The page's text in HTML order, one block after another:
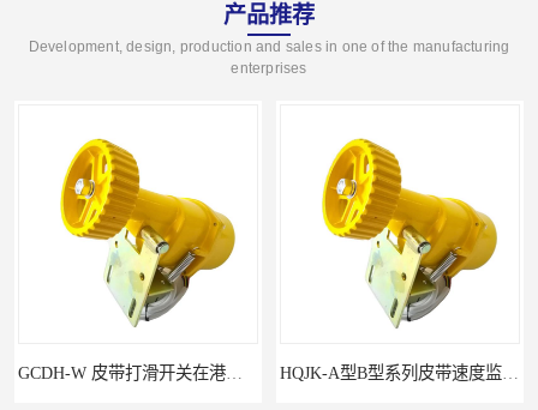
产品推荐
Development, design, production and sales in one of the manufacturing
enterprises
GCDH-W 皮带打滑开关在港口码头的应用 HQJK-A型B型系列皮带速度监控仪